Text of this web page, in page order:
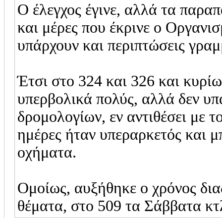
Ο έλεγχος έγινε, αλλά τα
και μέρες που έκρινε ο
υπάρχουν και περιπτώσεις
Έτσι στο 324 και 326 και
υπερβολικά πολύς, αλλά δεν
δρομολογίων, εν αντιθέσει με
ημέρες ήταν υπεραρκετός και
οχήματα.
Ομοίως, αυξήθηκε ο χρόνος
θέματα, στο 509 τα Σάββατα